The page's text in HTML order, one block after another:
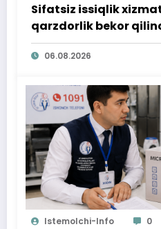
Sifatsiz issiqlik
qarzdorlik bekor
06.08.2026
Istemolchi-Info 0